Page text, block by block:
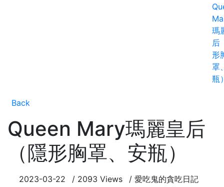
瑪
后
形
罩
瓶
Back
Queen Mary瑪麗皇后
（隱形胸罩、安瓶）
2023-03-22 / 2093 Views / 愛吃鬼的貪吃日記